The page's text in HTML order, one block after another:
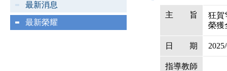
最新消息
最新榮耀
主 旨
狂賀
榮獲
日 期
指導教師